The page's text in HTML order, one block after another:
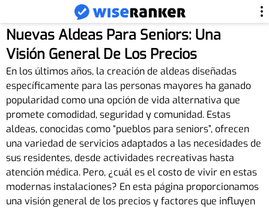
Nuevas Aldeas Para Seniors: Una
Visión General De Los Precios
En los últimos años, la creación de aldeas diseñadas
específicamente para las personas mayores ha ganado
popularidad como una opción de vida alternativa que
promete comodidad, seguridad y comunidad. Estas
aldeas, conocidas como “pueblos para seniors”, ofrecen
una variedad de servicios adaptados a las necesidades de
sus residentes, desde actividades recreativas hasta
atención médica. Pero, ¿cuál es el costo de vivir en estas
modernas instalaciones? En esta página proporcionamos
una visión general de los precios y factores que influyen